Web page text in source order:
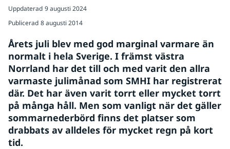
Uppdaterad 9 augusti 2024
Publicerad 8 augusti 2014
Årets juli blev med god marginal varmare än
normalt i hela Sverige. I främst västra
Norrland har det till och med varit den allra
varmaste julimånad som SMHI har registrerat
där. Det har även varit torrt eller mycket torrt
på många håll. Men som vanligt när det gäller
sommarnederbörd finns det platser som
drabbats av alldeles för mycket regn på kort
tid.